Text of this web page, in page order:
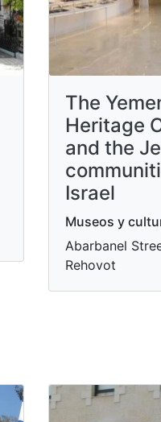
The
Heritage
and the
Israel
Museos y
Abarbanel
Rehovot